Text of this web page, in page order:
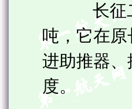
长征二
吨，它在原
进助推器
度。